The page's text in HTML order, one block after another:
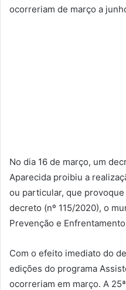
ocorreriam de março a
No dia 16 de março, um
Aparecida proibiu a
ou particular, que
decreto (nº 115/2020), o
Prevenção e
Com o efeito imediato do
edições do programa
ocorreriam em março. A